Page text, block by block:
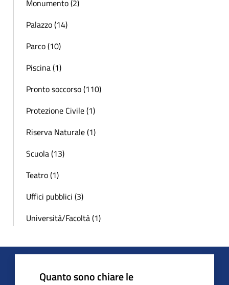
Monumento (2)
Palazzo (14)
Parco (10)
Piscina (1)
Pronto soccorso (110)
Protezione Civile (1)
Riserva Naturale (1)
Scuola (13)
Teatro (1)
Uffici pubblici (3)
Università/Facoltà (1)
Quanto sono chiare le